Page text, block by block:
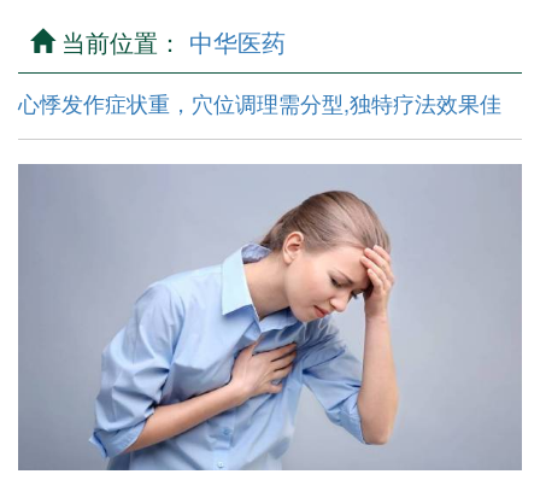
当前位置： 中华医药
心悸发作症状重，穴位调理需分型,独特疗法效果佳